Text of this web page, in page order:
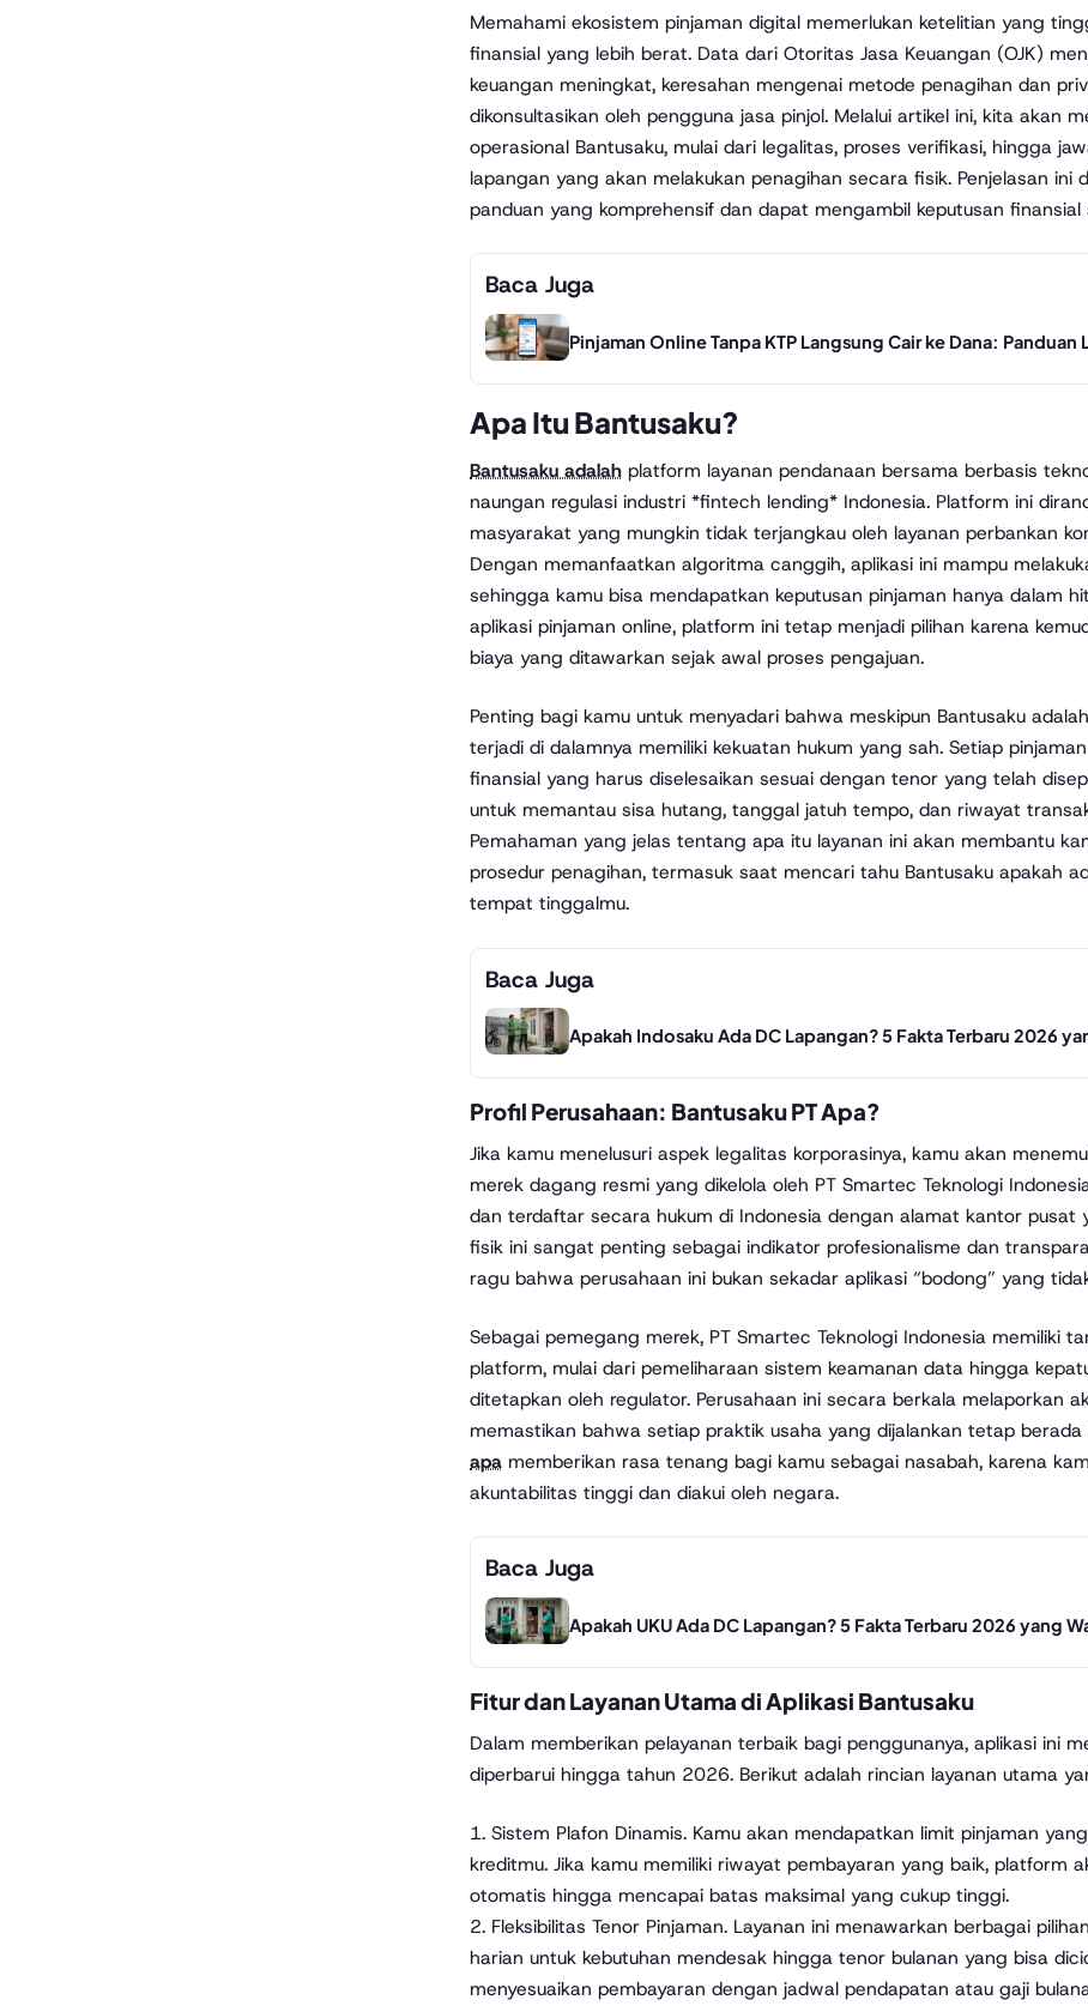
Memahami ekosistem pinjaman digital memerlukan ketelitian yang
finansial yang lebih berat. Data dari Otoritas Jasa Keuangan (OJK)
keuangan meningkat, keresahan mengenai metode penagihan dan
dikonsultasikan oleh pengguna jasa pinjol. Melalui artikel ini, kita akan
operasional Bantusaku, mulai dari legalitas, proses verifikasi, hingga
lapangan yang akan melakukan penagihan secara fisik. Penjelasan
panduan yang komprehensif dan dapat mengambil keputusan
Baca Juga
Pinjaman Online Tanpa KTP Langsung Cair ke Dana:
Apa Itu Bantusaku?
Bantusaku adalah platform layanan pendanaan bersama berbasis
naungan regulasi industri *fintech lending* Indonesia. Platform ini
masyarakat yang mungkin tidak terjangkau oleh layanan perbankan
Dengan memanfaatkan algoritma canggih, aplikasi ini mampu
sehingga kamu bisa mendapatkan keputusan pinjaman hanya dalam
aplikasi pinjaman online, platform ini tetap menjadi pilihan karena
biaya yang ditawarkan sejak awal proses pengajuan.
Penting bagi kamu untuk menyadari bahwa meskipun Bantusaku
terjadi di dalamnya memiliki kekuatan hukum yang sah. Setiap
finansial yang harus diselesaikan sesuai dengan tenor yang telah
untuk memantau sisa hutang, tanggal jatuh tempo, dan riwayat
Pemahaman yang jelas tentang apa itu layanan ini akan membantu
prosedur penagihan, termasuk saat mencari tahu Bantusaku apakah
tempat tinggalmu.
Baca Juga
Apakah Indosaku Ada DC Lapangan? 5 Fakta Terbaru 2026
Profil Perusahaan: Bantusaku PT Apa?
Jika kamu menelusuri aspek legalitas korporasinya, kamu akan
merek dagang resmi yang dikelola oleh PT Smartec Teknologi
dan terdaftar secara hukum di Indonesia dengan alamat kantor pusat
fisik ini sangat penting sebagai indikator profesionalisme dan
ragu bahwa perusahaan ini bukan sekadar aplikasi “bodong” yang
Sebagai pemegang merek, PT Smartec Teknologi Indonesia memiliki
platform, mulai dari pemeliharaan sistem keamanan data hingga
ditetapkan oleh regulator. Perusahaan ini secara berkala melaporkan
memastikan bahwa setiap praktik usaha yang dijalankan tetap
apa memberikan rasa tenang bagi kamu sebagai nasabah, karena
akuntabilitas tinggi dan diakui oleh negara.
Baca Juga
Apakah UKU Ada DC Lapangan? 5 Fakta Terbaru 2026 yang
Fitur dan Layanan Utama di Aplikasi Bantusaku
Dalam memberikan pelayanan terbaik bagi penggunanya, aplikasi ini
diperbarui hingga tahun 2026. Berikut adalah rincian layanan utama
1. Sistem Plafon Dinamis. Kamu akan mendapatkan limit pinjaman
kreditmu. Jika kamu memiliki riwayat pembayaran yang baik, platform
otomatis hingga mencapai batas maksimal yang cukup tinggi.
2. Fleksibilitas Tenor Pinjaman. Layanan ini menawarkan berbagai
harian untuk kebutuhan mendesak hingga tenor bulanan yang bisa
menyesuaikan pembayaran dengan jadwal pendapatan atau gaji